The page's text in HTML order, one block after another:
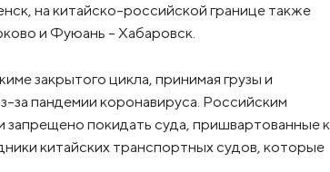
на китайско-российской границе также
и Фуюань – Хабаровск.
закрытого цикла, принимая грузы и
пандемии коронавируса. Российским
покидать суда, пришвартованные к
китайских транспортных судов, которые